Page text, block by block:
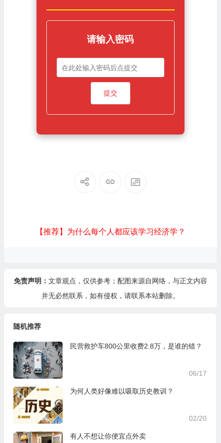
请输入密码
【推荐】为什么每个人都应该学习经济学？
免责声明： 文章观点，仅供参考；配图来源自网络，与正文内容
并无必然联系，如有侵权，请联系本站删除。
随机推荐
民营救护车800公里收费2.8万，是谁的错？
06/17
为何人类好像难以吸取历史教训？
02/20
有人不想让你便宜点外卖